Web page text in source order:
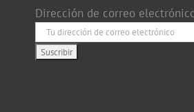
Dirección de correo